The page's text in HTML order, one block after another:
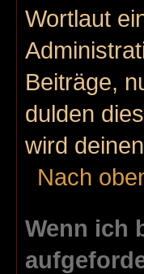
Wortlaut
Beiträge,
dulden
wird
Nach
Wenn ich